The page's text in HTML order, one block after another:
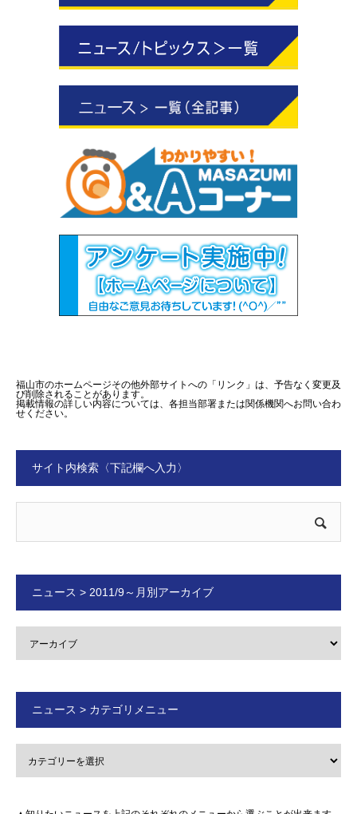
福山市のホームページその他外部サイトへの「リンク」は、予告なく変更及
び削除されることがあります。
掲載情報の詳しい内容については、各担当部署または関係機関へお問い合わ
せください。
サイト内検索〈下記欄へ入力〉
ニュース > 2011/9～月別アーカイブ
ニュース > カテゴリメニュー